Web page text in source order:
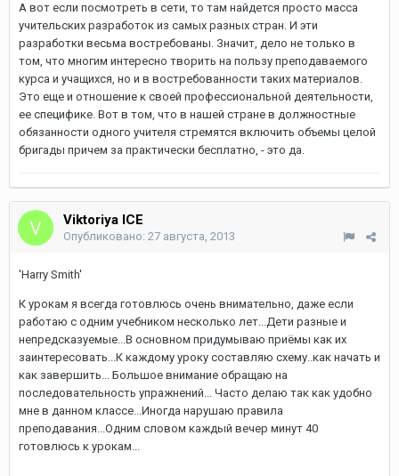
А вот если посмотреть в сети, то там найдется просто масса
учительских разработок из самых разных стран. И эти
разработки весьма востребованы. Значит, дело не только в
том, что многим интересно творить на пользу преподаваемого
курса и учащихся, но и в востребованности таких материалов.
Это еще и отношение к своей профессиональной деятельности,
ее специфике. Вот в том, что в нашей стране в должностные
обязанности одного учителя стремятся включить объемы целой
бригады причем за практически бесплатно, - это да.
Viktoriya ICE
Опубликовано: 27 августа, 2013
'Harry Smith'
К урокам я всегда готовлюсь очень внимательно, даже если
работаю с одним учебником несколько лет...Дети разные и
непредсказуемые...В основном придумываю приёмы как их
заинтересовать...К каждому уроку составляю схему..как начать и
как завершить... Большое внимание обращаю на
последовательность упражнений... Часто делаю так как удобно
мне в данном классе...Иногда нарушаю правила
преподавания...Одним словом каждый вечер минут 40
готовлюсь к урокам...